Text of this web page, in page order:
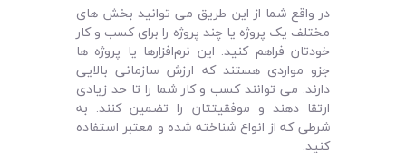
در واقع شما از این طریق می‌ توانید بخش‌ های
مختلف یک پروژه یا چند پروژه را برای کسب و کار
خودتان فراهم کنید. این نرم‌افزارها یا پروژه‌ ها
جزو مواردی هستند که ارزش سازمانی بالایی
دارند. می‌ توانند کسب و کار شما را تا حد زیادی
ارتقا دهند و موفقیتتان را تضمین کنند. به
شرطی که از انواع شناخته شده و معتبر استفاده
کنید.